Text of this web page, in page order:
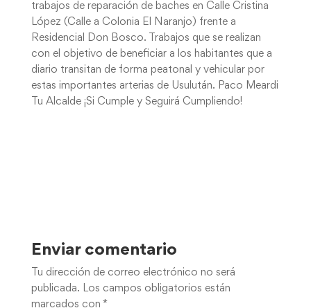
trabajos de reparación de baches en Calle Cristina
López (Calle a Colonia El Naranjo) frente a
Residencial Don Bosco. Trabajos que se realizan
con el objetivo de beneficiar a los habitantes que a
diario transitan de forma peatonal y vehicular por
estas importantes arterias de Usulután. Paco Meardi
Tu Alcalde ¡Si Cumple y Seguirá Cumpliendo!
Enviar comentario
Tu dirección de correo electrónico no será
publicada.
Los campos obligatorios están
marcados con *